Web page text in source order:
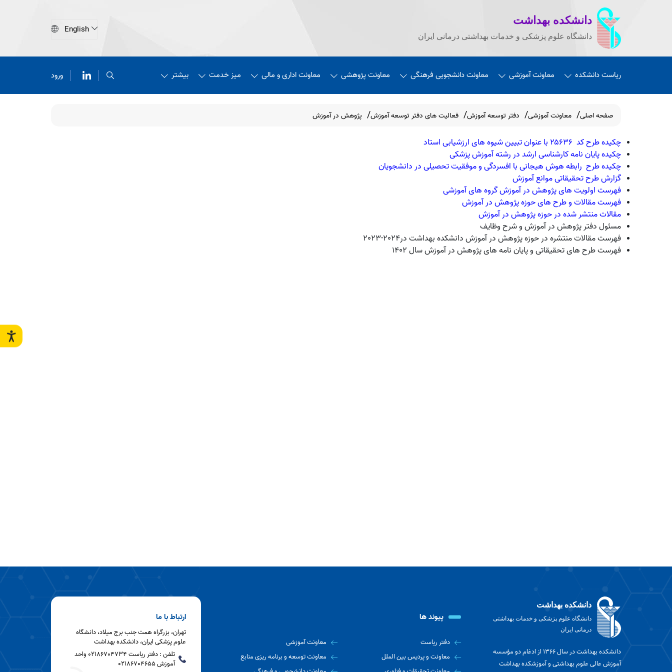
دانشکده بهداشت
دانشگاه علوم پزشکی و خدمات بهداشتی درمانی ایران
ریاست دانشکده معاونت آموزشی معاونت دانشجویی فرهنگی معاونت پژوهشی معاونت اداری و مالی میز خدمت بیشتر ورود
صفحه اصلی معاونت آموزشی دفتر توسعه آموزش فعالیت های دفتر توسعه آموزش پژوهش در آموزش
چکیده طرح کد ۲۵۶۳۶ با عنوان تبیین شیوه های ارزشیابی استاد
چکیده پایان نامه کارشناسی ارشد در رشته آموزش پزشکی
چکیده طرح رابطه هوش هیجانی با افسردگی و موفقیت تحصیلی در دانشجویان
گزارش طرح تحقیقاتی موانع آموزش
فهرست اولویت های پژوهش در آموزش گروه های آموزشی
فهرست مقالات و طرح های حوزه پژوهش در آموزش
مقالات منتشر شده در حوزه پژوهش در آموزش
مسئول دفتر پژوهش در آموزش و شرح وظایف
فهرست مقالات منتشره در حوزه پژوهش در آموزش دانشکده بهداشت در2024-2023
فهرست طرح های تحقیقاتی و پایان نامه های پژوهش در آموزش سال 1402
دانشکده بهداشت
دانشگاه علوم پزشکی و خدمات بهداشتی
درمانی ایران
دانشکده بهداشت در سال ۱۳۶۶ از ادغام دو مؤسسه
آموزش عالی علوم بهداشتی و آموزشکده بهداشت
پیوند ها
دفتر ریاست
معاونت آموزشی
معاونت و پردیس بین الملل
معاونت توسعه و برنامه ریزی منابع
ارتباط با ما
تهران، بزرگراه همت جنب برج میلاد، دانشگاه
علوم پزشکی ایران، دانشکده بهداشت
تلفن : دفتر ریاست 02186704734 واحد
آموزش 02186704655